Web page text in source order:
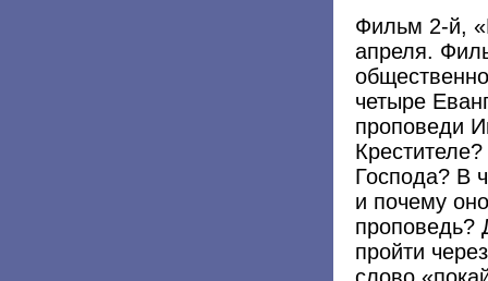
Фильм 2-й,
апреля.
четыре
проповеди
Господа? В
и почему
проповедь?
пройти